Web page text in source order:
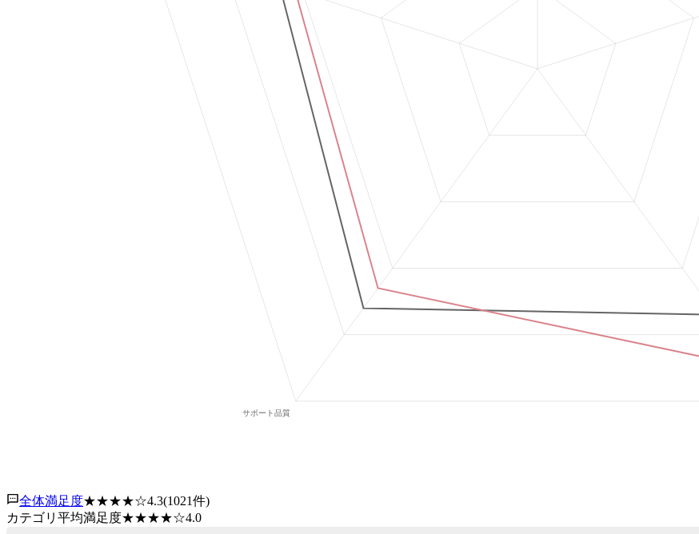
全体満足度★★★★☆4.3(1021件)
カテゴリ平均満足度★★★★☆4.0